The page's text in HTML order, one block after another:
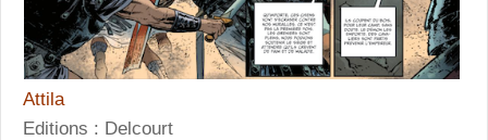
Attila
Editions : Delcourt